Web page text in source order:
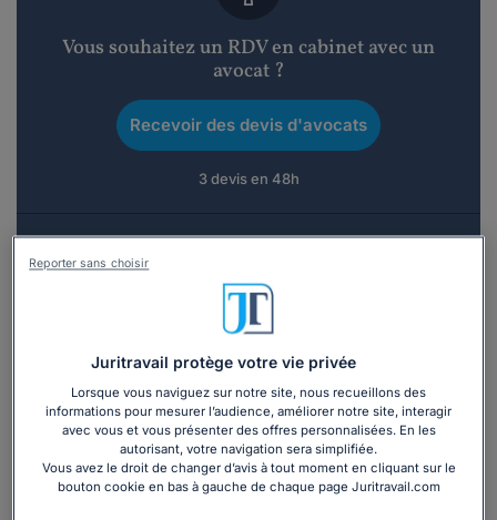
Vous souhaitez un RDV en cabinet avec un
avocat ?
Recevoir des devis d'avocats
3 devis en 48h
Vous souhaitez une consultation par
téléphone ?
Consulter immédiatement
ou appelez le01 75 75 42 33(8h à 21h du lundi au
vendredi)
Juritravail protège votre vie privée
Lorsque vous naviguez sur notre site, nous recueillons des
informations pour mesurer l’audience, améliorer notre site, interagir
avec vous et vous présenter des offres personnalisées. En les
autorisant, votre navigation sera simplifiée.
Vous avez le droit de changer d’avis à tout moment en cliquant sur le
bouton cookie en bas à gauche de chaque page Juritravail.com
Reporter sans choisir